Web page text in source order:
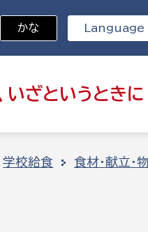
いざと いうときに
かな Language
学校給食 食材・献立・